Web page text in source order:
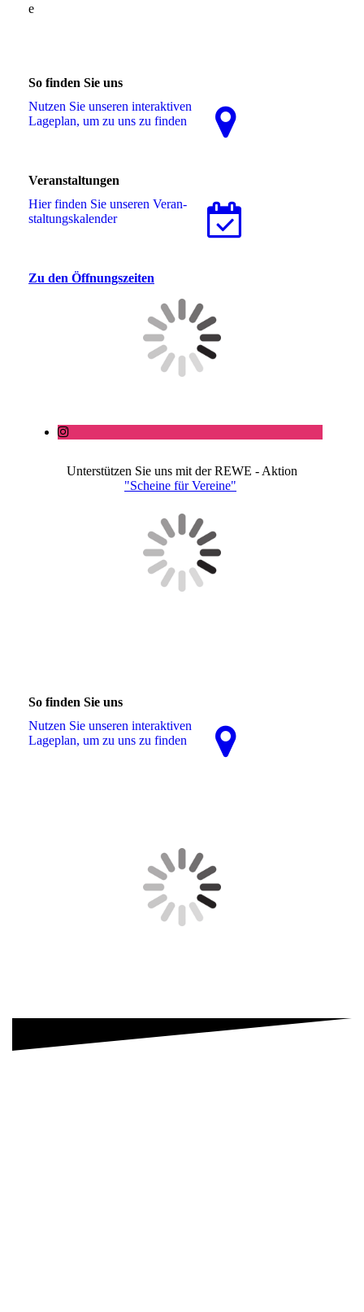
e
So finden Sie uns
Nutzen Sie unseren interaktiven
La­ge­plan, um zu uns zu finden
Veranstaltungen
Hier finden Sie unseren Ver­an­
stal­tungs­ka­len­der
Zu den Öffnungszeiten
Unterstützen Sie uns mit der REWE - Aktion
"Scheine für Vereine"
So finden Sie uns
Nutzen Sie unseren interaktiven
La­ge­plan, um zu uns zu finden